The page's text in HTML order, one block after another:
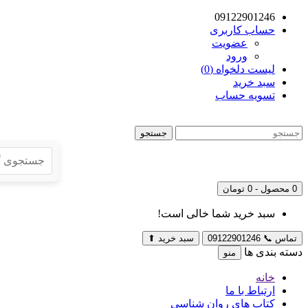
09122901246
حساب کاربری
عضویت
ورود
لیست دلخواه (0)
سبد خرید
تسویه حساب
جستجو
0 محصول - 0 تومان
سبد خرید شما خالی است!
تماس 📞
09122901246 سبد خرید ⬆
دسته بندی ها منو
خانه
ارتباط با ما
کتاب های روان شناسی